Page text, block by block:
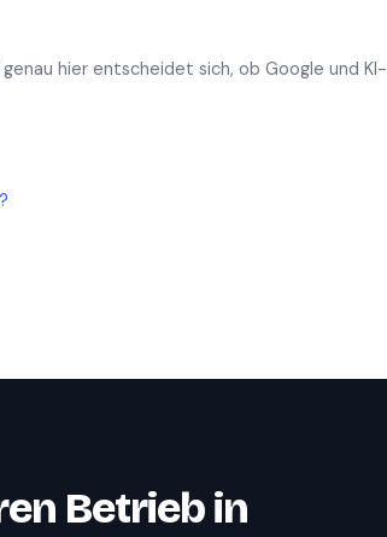
hier entscheidet sich, ob Google und KI-
Betrieb in